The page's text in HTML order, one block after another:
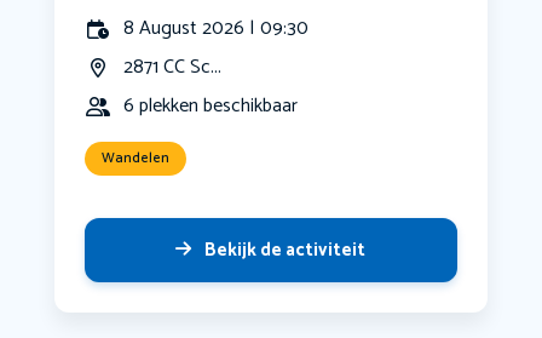
8 August 2026 | 09:30
2871 CC Sc...
6 plekken beschikbaar
Wandelen
Bekijk de activiteit